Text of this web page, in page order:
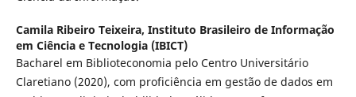
Camila Ribeiro Teixeira, Instituto Brasileiro de Informação
em Ciência e Tecnologia (IBICT)
Bacharel em Biblioteconomia pelo Centro Universitário
Claretiano (2020), com proficiência em gestão de dados em